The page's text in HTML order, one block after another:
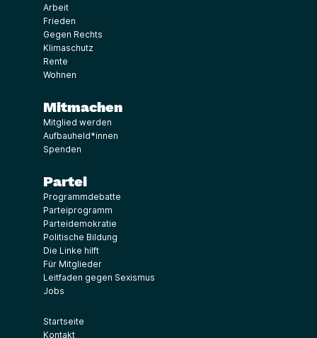
Arbeit
Frieden
Gegen Rechts
Klimaschutz
Rente
Wohnen
Mitmachen
Mitglied werden
Aufbauheld*innen
Spenden
Partei
Programmdebatte
Parteiprogramm
Parteidemokratie
Politische Bildung
Die Linke hilft
Für Mitglieder
Leitfaden gegen Sexismus
Jobs
Startseite
Kontakt